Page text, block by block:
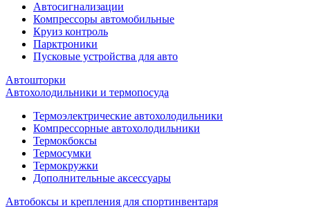
Автосигнализации
Компрессоры автомобильные
Круиз контроль
Парктроники
Пусковые устройства для авто
Автошторки
Автохолодильники и термопосуда
Термоэлектрические автохолодильники
Компрессорные автохолодильники
Термокбоксы
Термосумки
Термокружки
Дополнительные аксессуары
Автобоксы и крепления для спортинвентаря